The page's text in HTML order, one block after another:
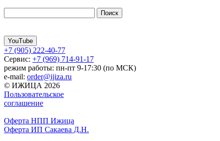
YouTube
+7 (905) 222-40-77
Сервис: +7 (969) 714-91-17
режим работы: пн-пт 9-17:30 (по МСК)
e-mail: order@ijiza.ru
© ИЖИЦА 2026
Пользовательское
соглашение
Оферта НПП Ижица
Оферта ИП Сакаева Д.Н.